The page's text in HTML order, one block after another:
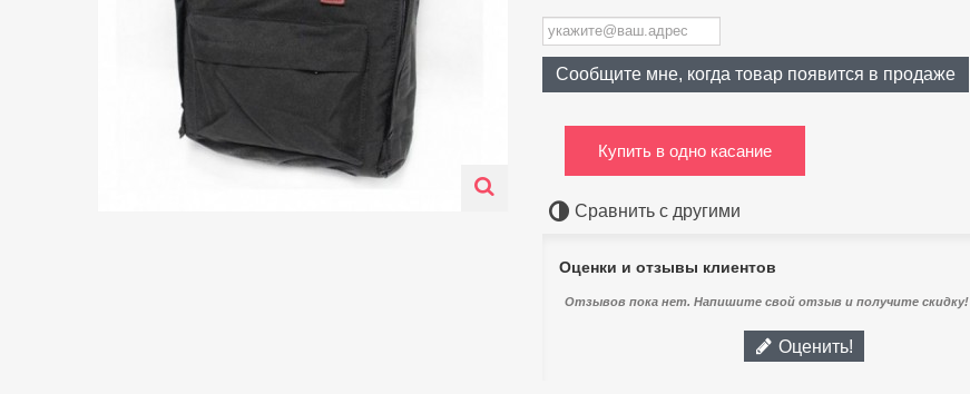
Сообщите мне, когда товар появится в продаже
Купить в одно касание
Сравнить с другими
Оценки и отзывы клиентов
Отзывов пока нет. Напишите свой отзыв и получите скидку!
Оценить!